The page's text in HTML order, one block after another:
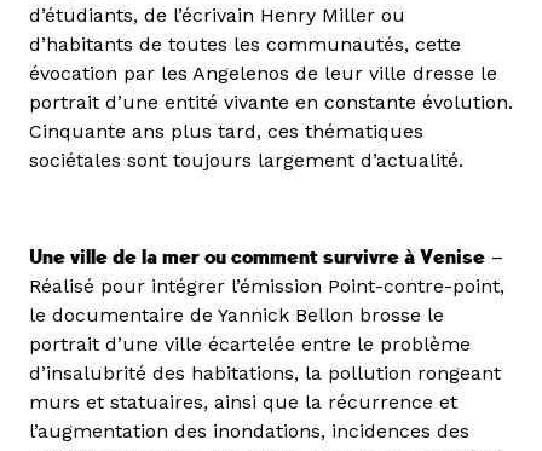
d’étudiants, de l’écrivain Henry Miller ou
d’habitants de toutes les communautés, cette
évocation par les Angelenos de leur ville dresse le
portrait d’une entité vivante en constante évolution.
Cinquante ans plus tard, ces thématiques
sociétales sont toujours largement d’actualité.
Une ville de la mer ou comment survivre à Venise –
Réalisé pour intégrer l’émission Point-contre-point,
le documentaire de Yannick Bellon brosse le
portrait d’une ville écartelée entre le problème
d’insalubrité des habitations, la pollution rongeant
murs et statuaires, ainsi que la récurrence et
l’augmentation des inondations, incidences des